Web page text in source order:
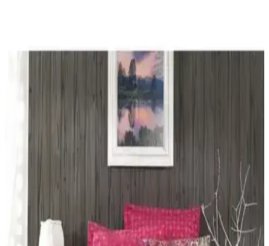
Nevresim Takımları Karşılaştırması
Yataş Bedding Amora ve Nimbus çift kişilik nevresim takımlarını
detaylı karşılaştırıyoruz. Malzeme, tasarım, kullanıcı yorumları ve
özellikler açısından farkları inceleyerek en uygun seçimi yapmanıza
Yataş Bedding Silva Çift Kişilik Nevresim Takımı
Modern ve Enerjik Tasarımıyla Odalara Canlılık
Silva nevresim takımı, canlı kırmızı renk ve modern desenleriyle
yatak odalarına ferah ve enerjik bir atmosfer sağlar, dayanıklı
kumaşıyla uzun ömürlü kullanım sunar.
Nacarev Mega Boy Pencereli Kare Ekose Bej Yastık
Yorgan Düzenleyici Hurç: Saklama Çözümü